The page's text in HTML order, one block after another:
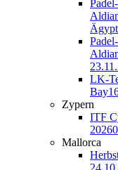
LK-
Bay
Zypern
ITF
2026
Mallorca